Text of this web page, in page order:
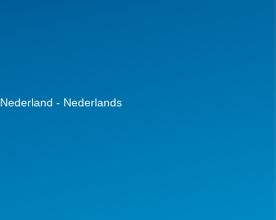
Nederland - Nederlands